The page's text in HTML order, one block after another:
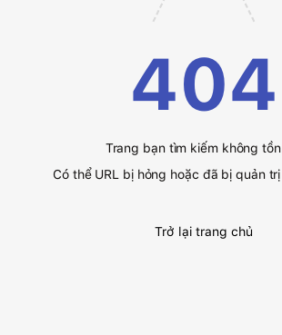
404
Trang bạn tìm kiếm không
Có thể URL bị hỏng hoặc đã bị quản
Trở lại trang chủ